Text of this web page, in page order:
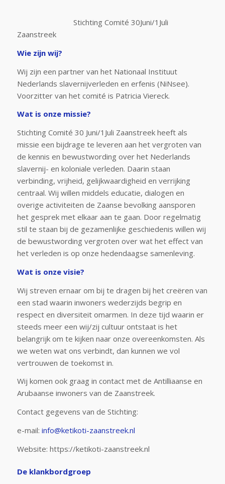
Stichting Comité 30Juni/1Juli
Zaanstreek
Wie zijn wij?
Wij zijn een partner van het Nationaal Instituut
Nederlands slavernijverleden en erfenis (NiNsee).
Voorzitter van het comité is Patricia Viereck.
Wat is onze missie?
Stichting Comité 30 Juni/1Juli Zaanstreek heeft als
missie een bijdrage te leveren aan het vergroten van
de kennis en bewustwording over het Nederlands
slavernij- en koloniale verleden. Daarin staan
verbinding, vrijheid, gelijkwaardigheid en verrijking
centraal. Wij willen middels educatie, dialogen en
overige activiteiten de Zaanse bevolking aansporen
het gesprek met elkaar aan te gaan. Door regelmatig
stil te staan bij de gezamenlijke geschiedenis willen wij
de bewustwording vergroten over wat het effect van
het verleden is op onze hedendaagse samenleving.
Wat is onze visie?
Wij streven ernaar om bij te dragen bij het creëren van
een stad waarin inwoners wederzijds begrip en
respect en diversiteit omarmen. In deze tijd waarin er
steeds meer een wij/zij cultuur ontstaat is het
belangrijk om te kijken naar onze overeenkomsten. Als
we weten wat ons verbindt, dan kunnen we vol
vertrouwen de toekomst in.
Wij komen ook graag in contact met de Antilliaanse en
Arubaanse inwoners van de Zaanstreek.
Contact gegevens van de Stichting:
e-mail: info@ketikoti-zaanstreek.nl
Website: https://ketikoti-zaanstreek.nl
De klankbordgroep